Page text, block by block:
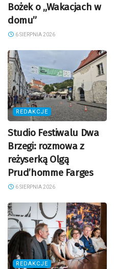
Bożek o „Wakacjach w
domu”
6 SIERPNIA 2026
REDAKCJE
Studio Festiwalu Dwa
Brzegi: rozmowa z
reżyserką Olgą
Prud’homme Farges
6 SIERPNIA 2026
REDAKCJE